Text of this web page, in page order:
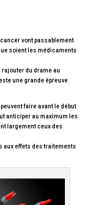
vont passablement
soient les médicaments
rajouter du drame au
une grande épreuve
faire avant le début
anticiper au maximum les
largement ceux des
aux effets des traitements